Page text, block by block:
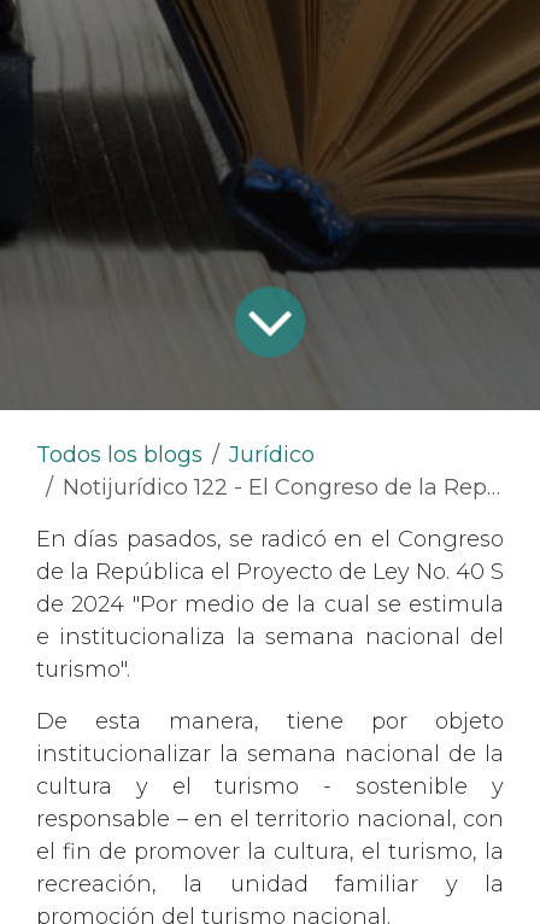
Todos los blogs
Jurídico
Notijurídico 122 - El Congreso de la República busca estimular e institucionalizar la semana nacional del turismo
En días pasados, se radicó en el Congreso
de la República el Proyecto de Ley No. 40 S
de 2024 "Por medio de la cual se estimula
e institucionaliza la semana nacional del
turismo".
De esta manera, tiene por objeto
institucionalizar la semana nacional de la
cultura y el turismo - sostenible y
responsable – en el territorio nacional, con
el fin de promover la cultura, el turismo, la
recreación, la unidad familiar y la
promoción del turismo nacional.